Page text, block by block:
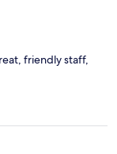
friendly staff,